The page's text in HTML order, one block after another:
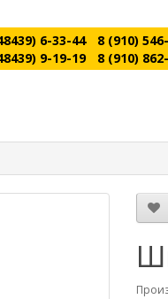
6-33-44
9-19-19
8 (910)
8 (910)